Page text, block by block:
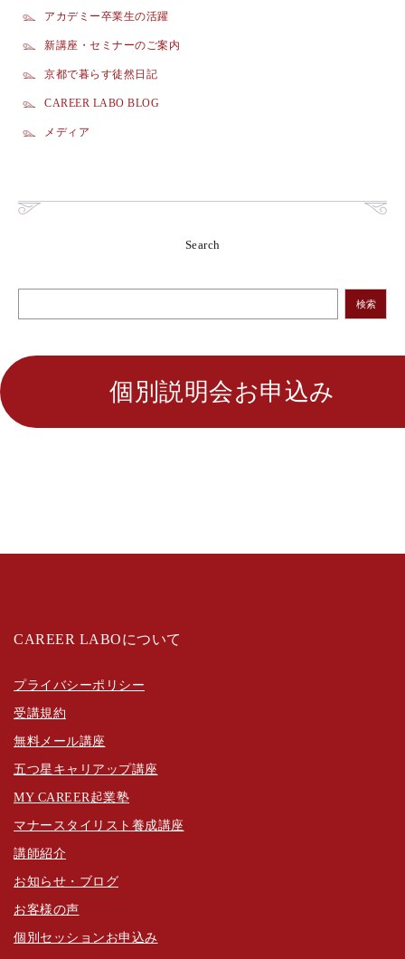
アカデミー卒業生の活躍
新講座・セミナーのご案内
京都で暮らす徒然日記
CAREER LABO BLOG
メディア
Search
検索
個別説明会お申込み
CAREER LABOについて
プライバシーポリシー
受講規約
無料メール講座
五つ星キャリアップ講座
MY CAREER起業塾
マナースタイリスト養成講座
講師紹介
お知らせ・ブログ
お客様の声
個別セッションお申込み